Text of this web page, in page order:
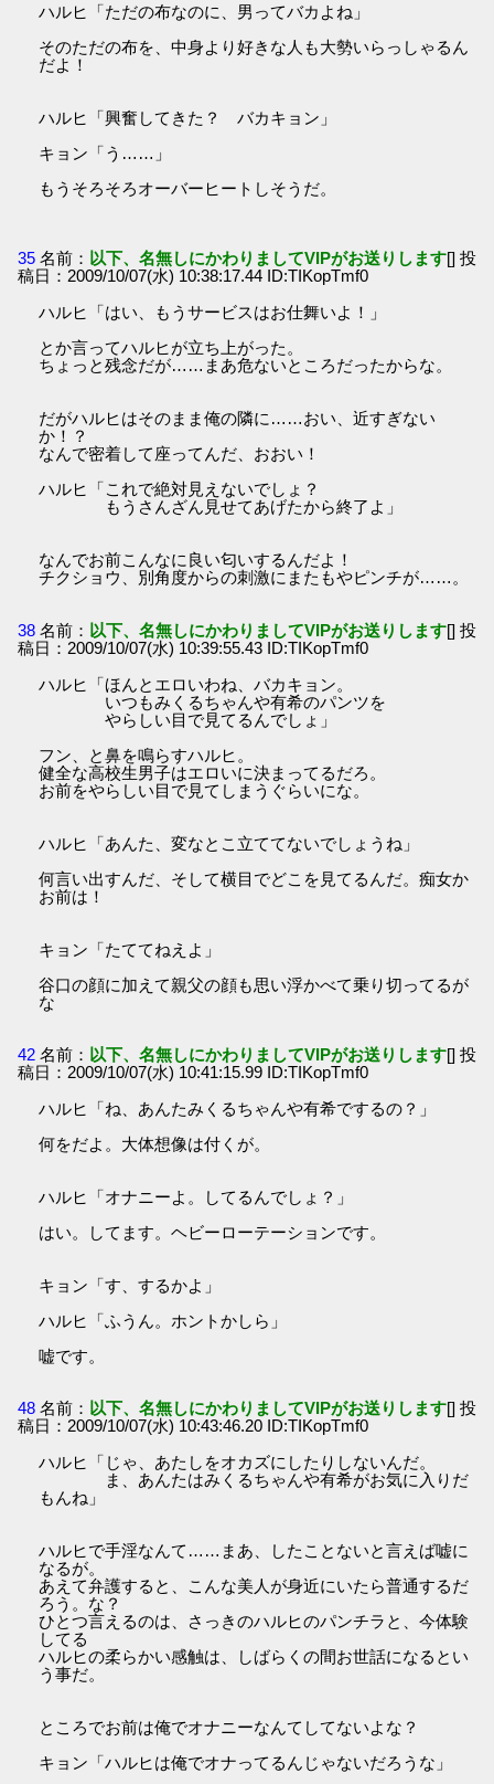
ハルヒ「ただの布なのに、男ってバカよね」
そのただの布を、中身より好きな人も大勢いらっしゃるん
だよ！
ハルヒ「興奮してきた？ バカキョン」
キョン「う……」
もうそろそろオーバーヒートしそうだ。
35 名前： 以下、名無しにかわりましてVIPがお送りします[] 投
稿日：2009/10/07(水) 10:38:17.44 ID:TIKopTmf0
ハルヒ「はい、もうサービスはお仕舞いよ！」
とか言ってハルヒが立ち上がった。
ちょっと残念だが……まあ危ないところだったからな。
だがハルヒはそのまま俺の隣に……おい、近すぎない
か！？
なんで密着して座ってんだ、おおい！
ハルヒ「これで絶対見えないでしょ？
もうさんざん見せてあげたから終了よ」
なんでお前こんなに良い匂いするんだよ！
チクショウ、別角度からの刺激にまたもやピンチが……。
38 名前： 以下、名無しにかわりましてVIPがお送りします[] 投
稿日：2009/10/07(水) 10:39:55.43 ID:TIKopTmf0
ハルヒ「ほんとエロいわね、バカキョン。
いつもみくるちゃんや有希のパンツを
やらしい目で見てるんでしょ」
フン、と鼻を鳴らすハルヒ。
健全な高校生男子はエロいに決まってるだろ。
お前をやらしい目で見てしまうぐらいにな。
ハルヒ「あんた、変なとこ立ててないでしょうね」
何言い出すんだ、そして横目でどこを見てるんだ。痴女か
お前は！
キョン「たててねえよ」
谷口の顔に加えて親父の顔も思い浮かべて乗り切ってるが
な
42 名前： 以下、名無しにかわりましてVIPがお送りします[] 投
稿日：2009/10/07(水) 10:41:15.99 ID:TIKopTmf0
ハルヒ「ね、あんたみくるちゃんや有希でするの？」
何をだよ。大体想像は付くが。
ハルヒ「オナニーよ。してるんでしょ？」
はい。してます。ヘビーローテーションです。
キョン「す、するかよ」
ハルヒ「ふうん。ホントかしら」
嘘です。
48 名前： 以下、名無しにかわりましてVIPがお送りします[] 投
稿日：2009/10/07(水) 10:43:46.20 ID:TIKopTmf0
ハルヒ「じゃ、あたしをオカズにしたりしないんだ。
ま、あんたはみくるちゃんや有希がお気に入りだ
もんね」
ハルヒで手淫なんて……まあ、したことないと言えば嘘に
なるが。
あえて弁護すると、こんな美人が身近にいたら普通するだ
ろう。な？
ひとつ言えるのは、さっきのハルヒのパンチラと、今体験
してる
ハルヒの柔らかい感触は、しばらくの間お世話になるとい
う事だ。
ところでお前は俺でオナニーなんてしてないよな？
キョン「ハルヒは俺でオナってるんじゃないだろうな」